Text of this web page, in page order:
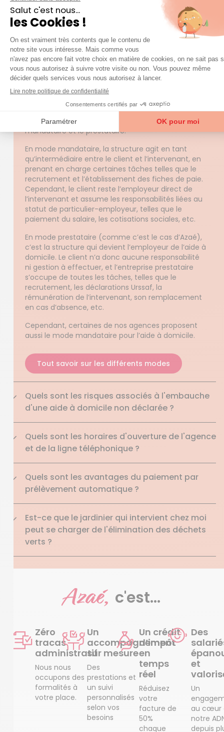
QUESTIONS FRÉQUENTES
Une question sur nos services ?
Accéder à la FAQ Trouver mon agence
Mode prestataire VS Mode mandataire :
quelles sont les différences ?
Il existe deux modes de fonctionnement pour les
entreprises dans le service à la personne : le
mandataire et le prestataire.
En mode mandataire, la structure agit en tant
qu’intermédiaire entre le client et l’intervenant, en
prenant en charge certaines tâches telles que le
recrutement et l’établissement des fiches de paie.
Cependant, le client reste l’employeur direct de
l’intervenant et assume les responsabilités liées au
statut de particulier-employeur, telles que le
paiement du salaire, les cotisations sociales, etc.
En mode prestataire (comme c’est le cas d’Azaé),
c’est la structure qui devient l’employeur de l’aide à
domicile. Le client n’a donc aucune responsabilité
ni gestion à effectuer, et l’entreprise prestataire
s’occupe de toutes les tâches, telles que le
recrutement, les déclarations Urssaf, la
rémunération de l’intervenant, son remplacement
en cas d’absence, etc.
Cependant, certaines de nos agences proposent
aussi le mode mandataire pour l’aide à domicile.
Tout savoir sur les différents modes
Quels sont les risques associés à l'embauche
d'une aide à domicile non déclarée ?
Quels sont les horaires d'ouverture de l'agence
et de la ligne téléphonique ?
Quels sont les avantages du paiement par
prélèvement automatique ?
Est-ce que le jardinier qui intervient chez moi
peut se charger de l'élimination des déchets
verts ?
Azaé, c'est...
Zéro
tracas
administratif
Nous nous
occupons des
formalités à
votre place.
Un
accompagnement
sur mesure
Des
prestations et
un suivi
personnalisés
selon vos
besoins
Un crédit
d’impôt
en
temps
réel
Réduisez
votre
facture de
50%
chaque
Des
et
Un
au cœur
notre
depuis